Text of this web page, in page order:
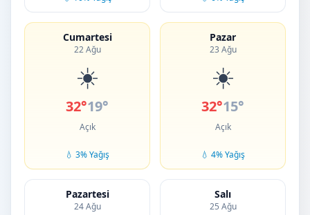
Cumartesi
22 Ağu
☀️
32°19°
Açık
💧 3% Yağış
Pazar
23 Ağu
☀️
32°15°
Açık
💧 4% Yağış
Pazartesi
24 Ağu
Salı
25 Ağu